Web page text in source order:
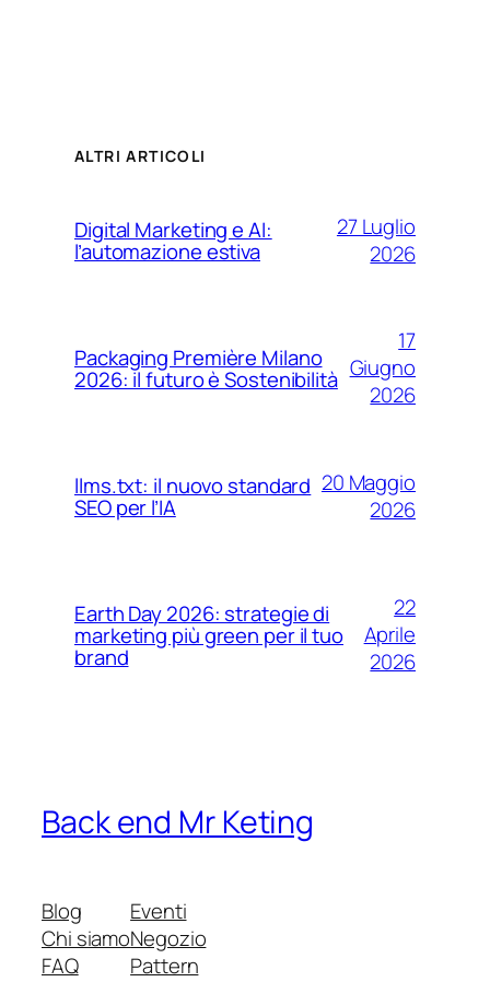
ALTRI ARTICOLI
Digital Marketing e AI:
l’automazione estiva
27 Luglio
2026
Packaging Première Milano
2026: il futuro è Sostenibilità
17
Giugno
2026
llms.txt: il nuovo standard
SEO per l’IA
20 Maggio
2026
Earth Day 2026: strategie di
marketing più green per il tuo
brand
22
Aprile
2026
Back end Mr Keting
Blog
Chi siamo
FAQ
Eventi
Negozio
Pattern